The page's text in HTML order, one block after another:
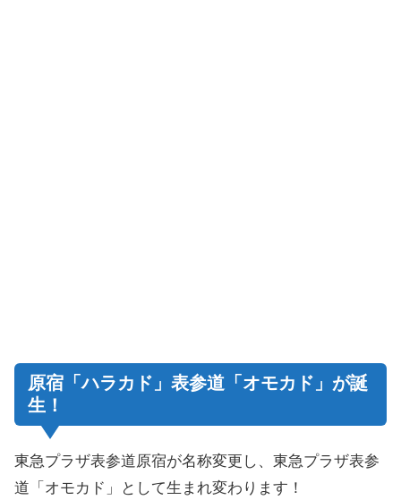
原宿「ハラカド」表参道「オモカド」が誕
生！
東急プラザ表参道原宿が名称変更し、東急プラザ表参
道「オモカド」として生まれ変わります！